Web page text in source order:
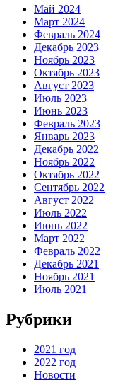
Май 2024
Март 2024
Февраль 2024
Декабрь 2023
Ноябрь 2023
Октябрь 2023
Август 2023
Июль 2023
Июнь 2023
Февраль 2023
Январь 2023
Декабрь 2022
Ноябрь 2022
Октябрь 2022
Сентябрь 2022
Август 2022
Июль 2022
Июнь 2022
Март 2022
Февраль 2022
Декабрь 2021
Ноябрь 2021
Июль 2021
Рубрики
2021 год
2022 год
Новости